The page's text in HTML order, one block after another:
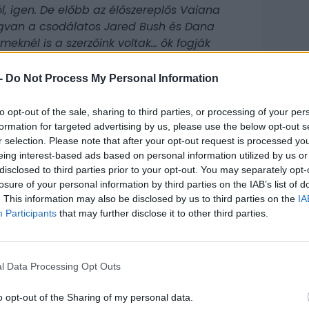
Do Not Process My Personal Information
opt-out of the sale, sharing to third parties, or processing of your
for targeted advertising by us, please use the below opt-out
selection. Please note that after your opt-out request is processed
interest-based ads based on personal information utilized by us
to third parties prior to your opt-out. You may separately
of your personal information by third parties on the IAB’s list of
This information may also be disclosed by us to third parties on the
Participants that may further disclose it to other third parties.
Data Processing Opt Outs
opt-out of the Sharing of my personal data.
igen. De előbb az élőszereplős Vaiana
a csodálatos Jared Bush és Dana
is a szerzőink voltak… ők fogják
félistent alakító színész, vagyis a
egyelőre valószínűnek, hogy a Disney-féle
bővülhet, ami nem is annyira meglepő,